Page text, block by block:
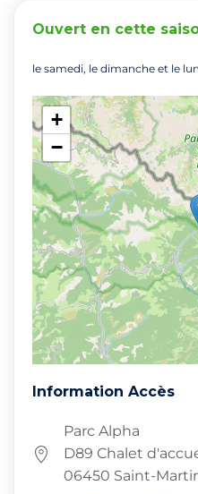
Ouvert en cette
le samedi, le dimanche et le
+
−
Information Accès
Parc Alpha
D89 Chalet
06450 Saint-